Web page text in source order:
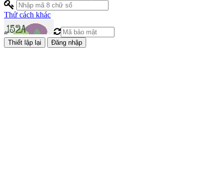
Thử cách khác
Đăng nhập